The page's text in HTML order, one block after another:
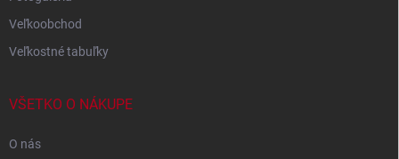
Veľkoobchod
Veľkostné tabuľky
VŠETKO O NÁKUPE
O nás